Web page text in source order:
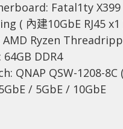
Fatal1ty
( 內建10GbE RJ45 x1
AMD Ryzen
64GB DDR4
QNAP QSW-1208-8C
/ 5GbE / 10GbE